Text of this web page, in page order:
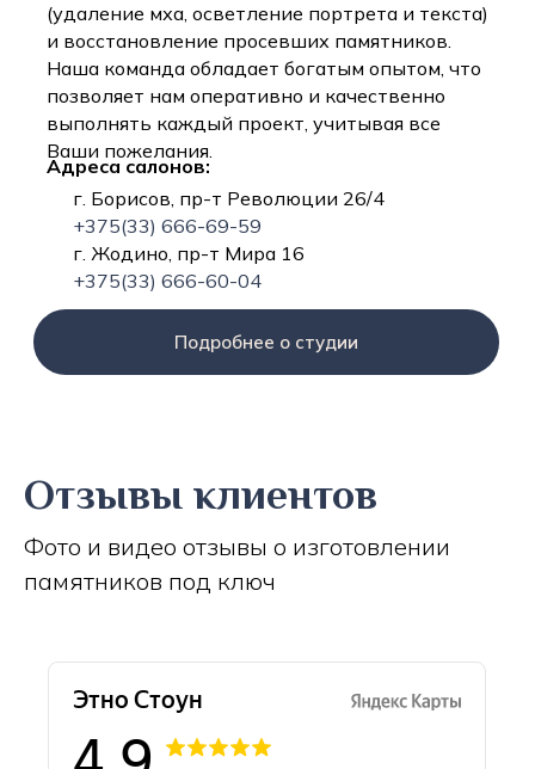
(удаление мха, осветление портрета и текста)
и восстановление просевших памятников.
Наша команда обладает богатым опытом, что
позволяет нам оперативно и качественно
выполнять каждый проект, учитывая все
Ваши пожелания.
Адреса салонов:
г. Борисов, пр-т Революции 26/4
+375(33) 666-69-59
г. Жодино, пр-т Мира 16
+375(33) 666-60-04
Подробнее о студии
Отзывы клиентов
Фото и видео отзывы о изготовлении
памятников под ключ